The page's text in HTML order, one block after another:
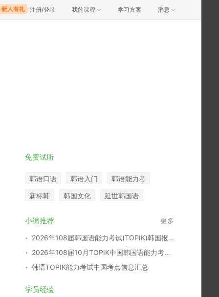
注册/登录 我的课程 学习方案 消息
免费试听
韩语口语 韩语入门 韩语能力考
新标韩 韩国文化 延世韩国语
小编推荐 更多
2026年108届韩国语能力考试(TOPIK)韩国报名时间
2026年108届10月TOPIK中国韩国语能力考试报名时间考点
韩语TOPIK能力考试中国考点信息汇总
学员经验